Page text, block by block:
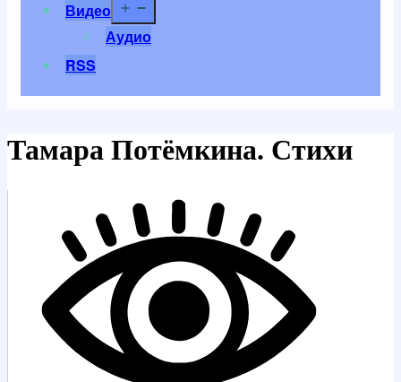
Видео
Аудио
RSS
Тамара Потёмкина. Стихи